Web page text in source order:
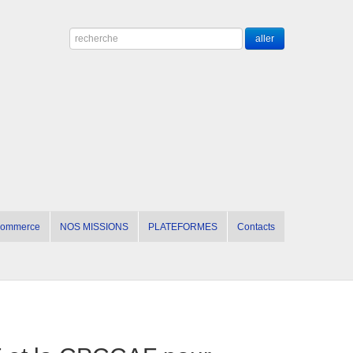
NOS MISSIONS PLATEFORMES Contacts